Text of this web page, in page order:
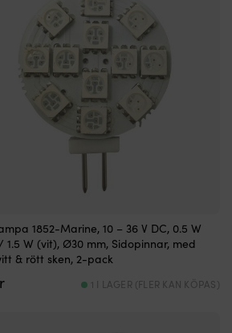
1852-Marine, 10 – 36 V DC, 0.5 W
1.5 W (vit), Ø30 mm, Sidopinnar, med
& rött sken, 2-pack
1 I LAGER (FLER KAN KÖPAS)